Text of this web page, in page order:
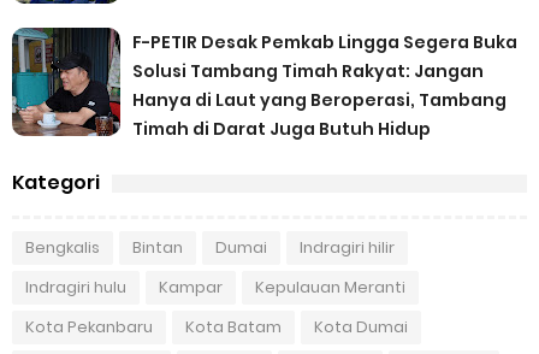
F-PETIR Desak Pemkab Lingga Segera Buka
Solusi Tambang Timah Rakyat: Jangan
Hanya di Laut yang Beroperasi, Tambang
Timah di Darat Juga Butuh Hidup
Kategori
Bengkalis Bintan Dumai
Indragiri hilir
Indragiri hulu
Kampar
Kepulauan Meranti
Kota Pekanbaru
Kota Batam
Kota Dumai